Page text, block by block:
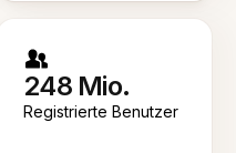
248 Mio.
Registrierte Benutzer